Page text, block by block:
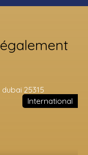
également
International